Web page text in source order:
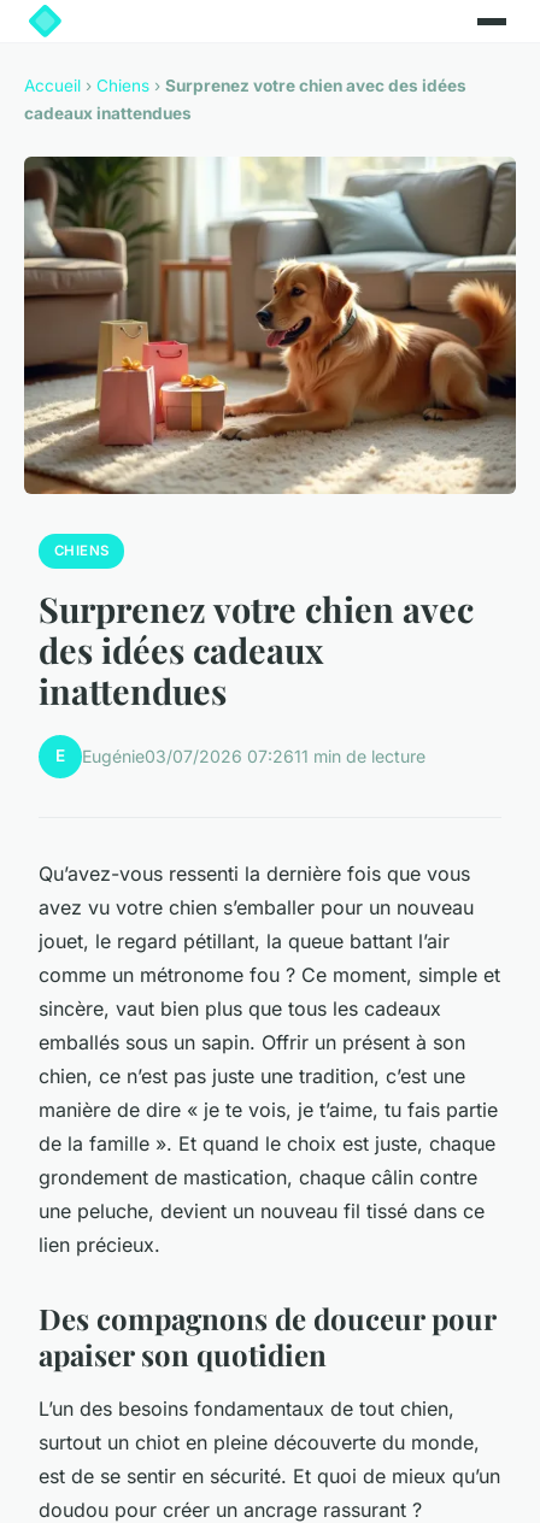
Accueil › Chiens › Surprenez votre chien avec des idées
cadeaux inattendues
CHIENS
Surprenez votre chien avec
des idées cadeaux
inattendues
E Eugénie03/07/2026 07:2611 min de lecture
Qu’avez-vous ressenti la dernière fois que vous
avez vu votre chien s’emballer pour un nouveau
jouet, le regard pétillant, la queue battant l’air
comme un métronome fou ? Ce moment, simple et
sincère, vaut bien plus que tous les cadeaux
emballés sous un sapin. Offrir un présent à son
chien, ce n’est pas juste une tradition, c’est une
manière de dire « je te vois, je t’aime, tu fais partie
de la famille ». Et quand le choix est juste, chaque
grondement de mastication, chaque câlin contre
une peluche, devient un nouveau fil tissé dans ce
lien précieux.
Des compagnons de douceur pour
apaiser son quotidien
L’un des besoins fondamentaux de tout chien,
surtout un chiot en pleine découverte du monde,
est de se sentir en sécurité. Et quoi de mieux qu’un
doudou pour créer un ancrage rassurant ?